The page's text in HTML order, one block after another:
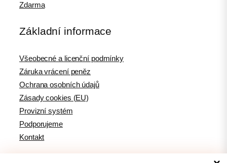
Zdarma
Základní informace
Všeobecné a licenční podmínky
Záruka vrácení peněz
Ochrana osobních údajů
Zásady cookies (EU)
Provizní systém
Podporujeme
Kontakt